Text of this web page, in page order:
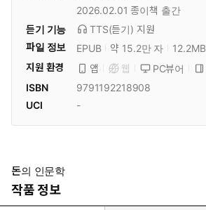
2026.02.01 종이책 출간
듣기 기능
TTS(듣기) 지원
파일 정보
EPUB 약 15.2만 자
12.2MB
지원 환경
앱 웹 PC뷰어
ISBN
9791192218908
UCI
-
돈의 인문학
작품 정보